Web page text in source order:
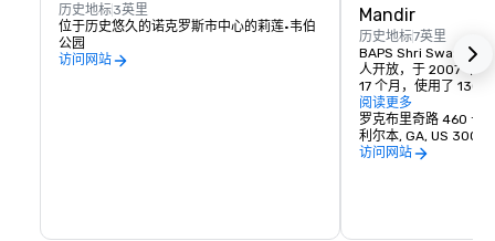
历史地标3英里
位于历史悠久的诺克罗斯市中心的莉莲·韦伯
公园
访问网站
Mandir
历史地标7英里
BAPS Shri
人开放，于 2007 年 8
17 个月，使用了 130
Mandir 由 3 种石头组
大利大理石和印度粉
34,000 件独立作品是
往美国，然后像巨型
阅读更多
罗克布里奇路 460 号
利尔本, GA, US 30047
访问网站